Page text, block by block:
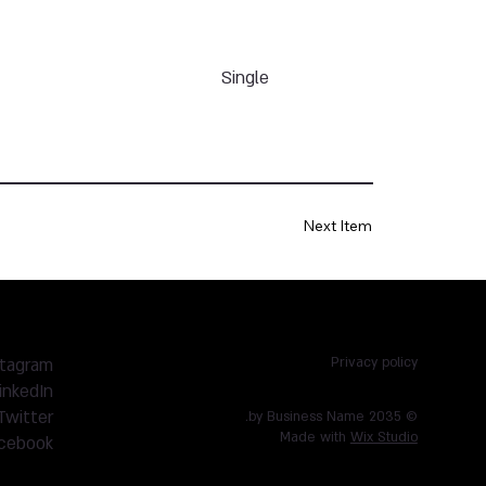
Single
Next Item
Privacy policy
© 2035 by Business Name.
Made with Wix Studio